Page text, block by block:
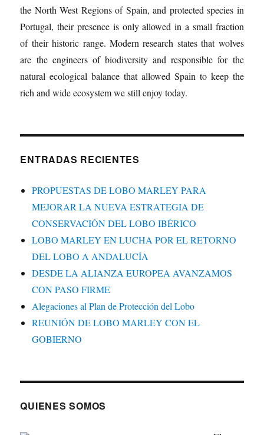
the North West Regions of Spain, and protected species in
Portugal, their presence is only allowed in a small fraction
of their historic range. Modern research states that wolves
are the engineers of biodiversity and responsible for the
natural ecological balance that allowed Spain to keep the
rich and wide ecosystem we still enjoy today.
ENTRADAS RECIENTES
PROPUESTAS DE LOBO MARLEY PARA
MEJORAR LA NUEVA ESTRATEGIA DE
CONSERVACIÓN DEL LOBO IBÉRICO
LOBO MARLEY EN LUCHA POR EL RETORNO
DEL LOBO A ANDALUCÍA
DESDE LA ALIANZA EUROPEA AVANZAMOS
CON PASO FIRME
Alegaciones al Plan de Protección del Lobo
REUNIÓN DE LOBO MARLEY CON EL
GOBIERNO
QUIENES SOMOS